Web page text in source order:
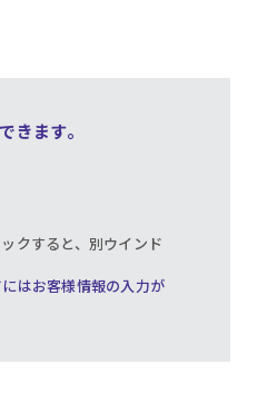
きます。
クすると、別ウインド
はお客様情報の入力が